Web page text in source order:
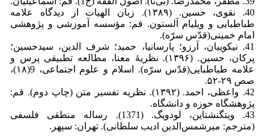
40. نقوی، حسین. (۱۳۸۹). زبان الهیات از دیدگاه علامه
طباطبایی و ویلیام آلستون. قم: مؤسسه آموزشی و پژوهشی
امام خمینی(قدّس سرّه).
41. نیکوییان، آرزو؛ پارسانیا، حمید؛ شرف الدین، سیدحسین؛
پرکان، حسین. (۱۳۹۶). نظریۀ معنا، مطالعه تطبیقی پرس و
علامه طباطبایی(قدّس سرّه). اسلام و علوم اجتماعی، 9(۱۸)،
صص ۲۹-۵۲.
42. واعظی، احمد. (۱۳۹۲). نظریه تفسیر متن (چاپ دوم). قم:
پژوهشگاه حوزه و دانشگاه.
43. ویتگنشتاین، لودویگ. (1371). رساله منطقی فلسفی
(مترجم: میرشمس‌الدین ادیب سلطانی). تهران: سپهر.